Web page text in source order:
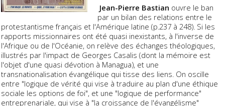
Jean-Pierre Bastian ouvre le ban
par un bilan des relations entre le
protestantisme français et l'Amérique latine (p.237 à 248). Si les
rapports missionnaires ont été quasi inexistants, à l'inverse de
l'Afrique ou de l'Océanie, on relève des échanges théologiques,
illustrés par l'impact de Georges Casalis (dont la mémoire est
l'objet d'une quasi dévotion à Managua), et une
transnationalisation évangélique qui tisse des liens. On oscille
entre "logique de vérité qui vise à traduire au plan d'une éthique
sociale les options de foi", et une "logique de performance"
entreprenariale, qui vise à "la croissance de l'évangélisme"